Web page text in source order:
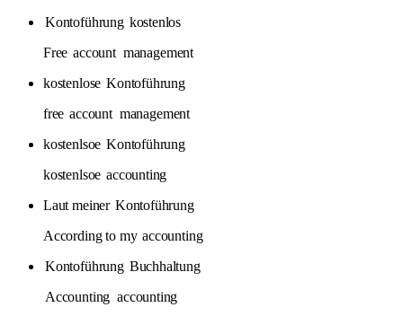
Kontoführung kostenlos
Free account management
kostenlose Kontoführung
free account management
kostenlsoe Kontoführung
kostenlsoe accounting
Laut meiner Kontoführung
According to my accounting
Kontoführung Buchhaltung
Accounting accounting